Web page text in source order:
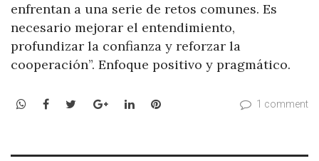
enfrentan a una serie de retos comunes. Es
necesario mejorar el entendimiento,
profundizar la confianza y reforzar la
cooperación”. Enfoque positivo y pragmático.
WhatsApp
Facebook
TwitterGoogle+LinkedInPinterest 1 comment